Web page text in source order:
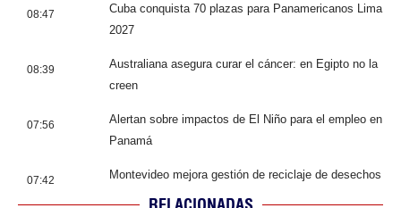
08:47
Cuba conquista 70 plazas para Panamericanos Lima
2027
08:39
Australiana asegura curar el cáncer: en Egipto no la
creen
07:56
Alertan sobre impactos de El Niño para el empleo en
Panamá
07:42 Montevideo mejora gestión de reciclaje de desechos